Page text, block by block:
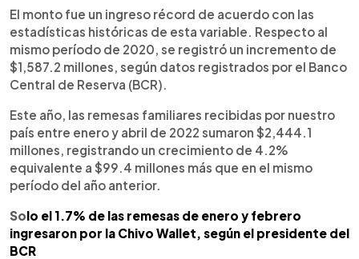
El monto fue un ingreso récord de acuerdo con las
estadísticas históricas de esta variable. Respecto al
mismo período de 2020, se registró un incremento de
$1,587.2 millones, según datos registrados por el Banco
Central de Reserva (BCR).
Este año, las remesas familiares recibidas por nuestro
país entre enero y abril de 2022 sumaron $2,444.1
millones, registrando un crecimiento de 4.2%
equivalente a $99.4 millones más que en el mismo
período del año anterior.
Solo el 1.7% de las remesas de enero y febrero
ingresaron por la Chivo Wallet, según el presidente del
BCR